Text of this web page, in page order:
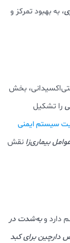
، به بهبود تمرکز و
بخش
را تشکیل
سیستم ایمنی
بیماری‌زا نقش
دارد وبه‌شدت در
دارچین برای کبد